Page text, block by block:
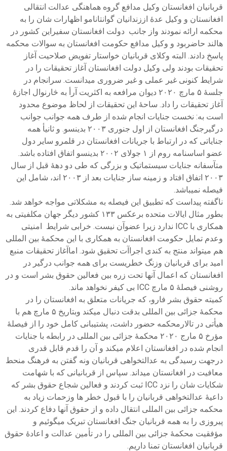
قربانیان افغانستان وکیل مدافع گروه هماهنگی عدالت انتقالی
افغانستان و وکیل عدهٔ اززندانیان گوانتانامو اظهارات شان را به
محکمه ارائه نمودند واز جانب دولت افغانستان سفیراین کشور در
هالند حاضربود و وکیل مدافع حکومت افغانستان به سوالات محکمه
پاسخ دادند. البته وکلای قربانیان خواستار تفویض صلاحیت آغاز
تحقیقات بودند ولی وکیل دولت افغانستان آغاز تحقیقات را در
شرایط کنونی غیر عملی و غیر ضروری میدانست. سرانجام در
جلسهٔ ۵ مارچ ۲۰۲۰ دیوان مرافعه به اکثریت آرأ به څارنوال اجازهٔ
آغاز تحقیقات را داد. ساحهٔ این تحقیقات از لحاظ موضوع محدود
است به: نخست جنایات انجام شده از طرف همه جوانب جوانب
درگیرجنگ افغانستان از اول جنوری ۲۰۰۳ بدینسو. و ثانیأ همه
جنایاتی که در ارتباط با جریانات افغانستان در قلمرو سایر دول
عضو اساسنامه روم از ۱ جولای ۲۰۰۲ بدینسو اتفاق افتاده باشد.
متآسفانه جنایات سیستماتیک و بزرگی که طی دو دههٔ قبل از سال
۲۰۰۳ اتفاق افتاد و زمینه ساز جنایات بعد از ۲۰۰۳ اند، شامل این
فیصله نمیباشد.
ناگفته پیداست که تطبیق این فیصله به مشکلاتی مواجه خواهد شد.
بطور مثال ایالات متحده برعکس ۱۳۳ کشور دیگر جهان مکلفیتی به
همکاری با ICC ندارد زیرا عضوآن نیست. خرابی شرایط امنیتی
وعدم تمایل حکومت افغانستان به همکاری با این محکمهٔ بین المللی
هم میتواند منتج به کندی اجراآت تحقیق شود. اماآغاز تحقیقات منبع
امید برای قربانیان وزنگ خطریست برای همه جوانب درگیر در
افغانستان که اعمال آنها تحت زره بین فعالین حقوق بشر است و در
روشنی فیصلهٔ ۵ مارچ ICC بی کیفر نخواهد ماند.
کمیته حقوق بشر فارو، که جریانات متعلق به افغانستان را در
محکمهٔ جزائی بین المللی بدقت دنبال میکند وبتاریخ ۵ مارچ هم با
هیأتی در تالارمحکمه حضور داشت، پشتیبانی کامل خود را از فیصلهٔ
مؤرخ ۵ مارج ۲۰۲۰ محکمهٔ جزائی بین المللی در رابطه با جنایات
انجام شده در افغانستان اعلام میکند و آن را قدم قابل قدری
درجهت رسیدگی به عدالتخواهی قربانیان ونه گفتن به فرهنگ منحط
معافیت در افغانستان میداند. سپاس از قربانیانی که با شهامت
شکایات شان را نزد ICC ثبت کردند و فعالین شجاع حقوق بشر که
داعیهٔ عدالتخواهی قربانیان را با قبول خطر ها وزحمات زیاد به
محکمه جزائی بین المللی انتقال داده و از حقوق آنها دفاع کردند. این
پیروزی را به همه قربانیان جنگ افغانستان تبریک میگوئیم و
مؤفقیت محکمهٔ جزائی بین المللی را در تأمین عدالت و اعادهٔ حقوق
قربانیان افغانستان تمنا داریم.